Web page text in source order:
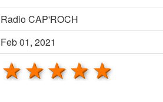
Radio CAP'ROCH
Feb 01, 2021
4 stars
3 stars
2 stars
1 star